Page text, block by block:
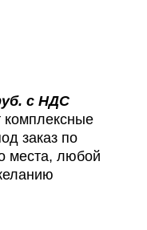
с НДС
заказ по
места, любой